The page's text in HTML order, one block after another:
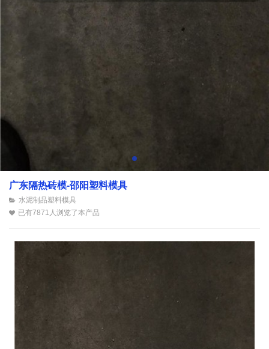
广东隔热砖模-邵阳塑料模具
水泥制品塑料模具
已有7871人浏览了本产品